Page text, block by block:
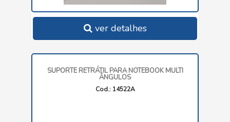
ver detalhes
SUPORTE RETRÁTIL PARA NOTEBOOK MULTI
ÂNGULOS
Cod.: 14522A